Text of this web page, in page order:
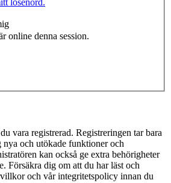
online denna session.
vara registrerad. Registreringen tar bara
och utökade funktioner och
kan också ge extra behörigheter
Försäkra dig om att du har läst och
och vår integritetspolicy innan du